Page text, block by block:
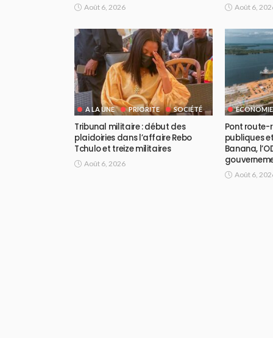
Août 6, 2026 Août 6,
A LA UNE PRIORITE SOCIÉTÉ
Tribunal militaire : début des
plaidoiries dans l’affaire Rebo
Tchulo et treize militaires
Août 6, 2026
ECONOMIE
Pont route-
publiques
Banana,
Août 6,